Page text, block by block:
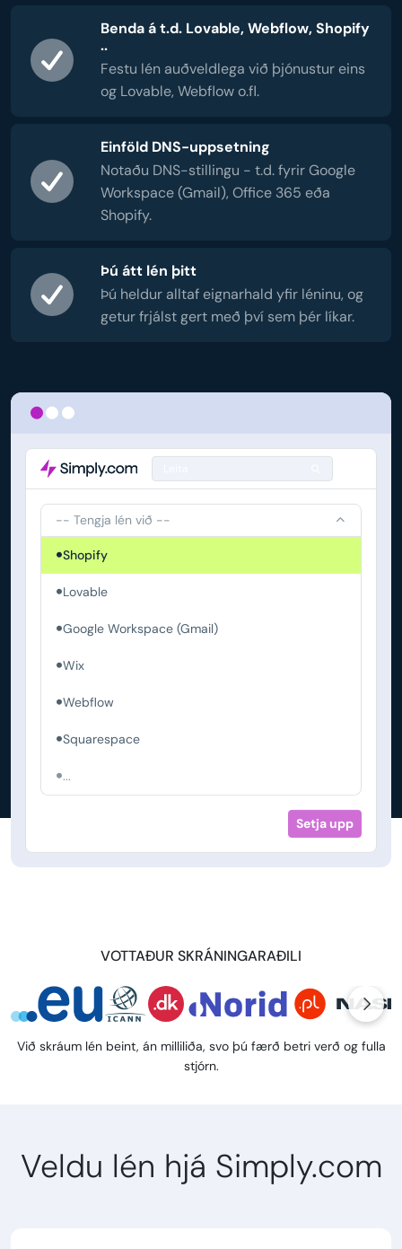
Benda á t.d. Lovable, Webflow, Shopify
..
Festu lén auðveldlega við þjónustur eins
og Lovable, Webflow o.fl.
Einföld DNS-uppsetning
Notaðu DNS-stillingu - t.d. fyrir Google
Workspace (Gmail), Office 365 eða
Shopify.
Þú átt lén þitt
Þú heldur alltaf eignarhald yfir léninu, og
getur frjálst gert með því sem þér líkar.
-- Tengja lén við --
Shopify
Lovable
Google Workspace (Gmail)
Wix
Webflow
Squarespace
...
Setja upp
VOTTAÐUR SKRÁNINGARAÐILI
Við skráum lén beint, án milliliða, svo þú færð betri verð og fulla
stjórn.
Veldu lén hjá Simply.com